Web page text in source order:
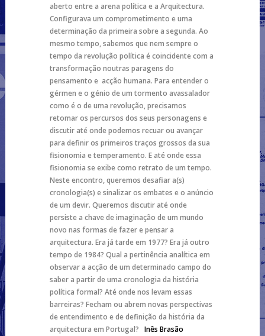
aberto entre a arena política e a Arquitectura.
Configurava um comprometimento e uma
determinação da primeira sobre a segunda. Ao
mesmo tempo, sabemos que nem sempre o
tempo da revolução política é coincidente com a
transformação noutras paragens do
pensamento e acção humana. Para entender o
gérmen e o génio de um tormento avassalador
como é o de uma revolução, precisamos
retomar os percursos dos seus personagens e
discutir até onde podemos recuar ou avançar
para definir os primeiros traços grossos da sua
fisionomia e temperamento. E até onde essa
fisionomia se exibe como retrato de um tempo.
Neste encontro, queremos desafiar a(s)
cronologia(s) e sinalizar os embates e o anúncio
de um devir. Queremos discutir até onde
persiste a chave de imaginação de um mundo
novo nas formas de fazer e pensar a
arquitectura. Era já tarde em 1977? Era já outro
tempo de 1984? Qual a pertinência analítica em
observar a acção de um determinado campo do
saber a partir de uma cronologia da história
política formal? Até onde nos levam essas
barreiras? Fecham ou abrem novas perspectivas
de entendimento e de definição da história da
arquitectura em Portugal? Inês Brasão